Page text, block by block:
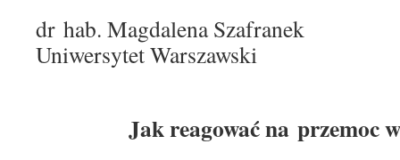
dr hab. Magdalena Szafranek
Uniwersytet Warszawski
Jak reagować na przemoc